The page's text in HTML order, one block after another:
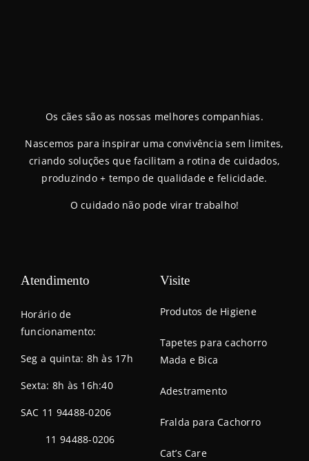
Os cães são as nossas melhores companhias.
Nascemos para inspirar uma convivência sem limites,
criando soluções que facilitam a rotina de cuidados,
produzindo + tempo de qualidade e felicidade.
O cuidado não pode virar trabalho!
Atendimento
Horário de
funcionamento:
Seg a quinta: 8h às 17h
Sexta: 8h às 16h:40
SAC 11 94488-0206
11 94488-0206
Visite
Produtos de Higiene
Tapetes para cachorro
Mada e Bica
Adestramento
Fralda para Cachorro
Cat’s Care